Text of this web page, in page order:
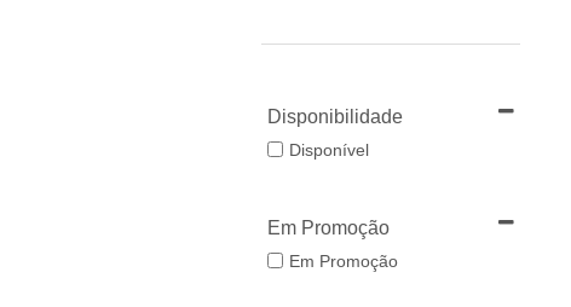
Disponibilidade
Disponível
Em Promoção
Em Promoção